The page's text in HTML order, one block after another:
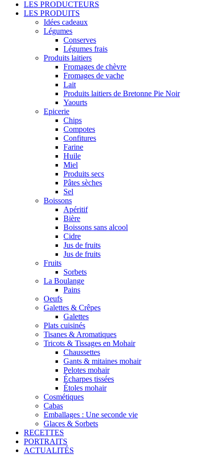
LES PRODUCTEURS
LES PRODUITS
Idées cadeaux
Légumes
Conserves
Légumes frais
Produits laitiers
Fromages de chèvre
Fromages de vache
Lait
Produits laitiers de Bretonne Pie Noir
Yaourts
Epicerie
Chips
Compotes
Confitures
Farine
Huile
Miel
Produits secs
Pâtes sèches
Sel
Boissons
Apéritif
Bière
Boissons sans alcool
Cidre
Jus de fruits
Jus de fruits
Fruits
Sorbets
La Boulange
Pains
Oeufs
Galettes & Crêpes
Galettes
Plats cuisinés
Tisanes & Aromatiques
Tricots & Tissages en Mohair
Chaussettes
Gants & mitaines mohair
Pelotes mohair
Écharpes tissées
Étoles mohair
Cosmétiques
Cabas
Emballages : Une seconde vie
Glaces & Sorbets
RECETTES
PORTRAITS
ACTUALITÉS